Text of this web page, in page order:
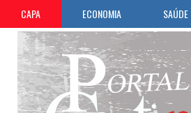
CAPA ECONOMIA SAÚDE